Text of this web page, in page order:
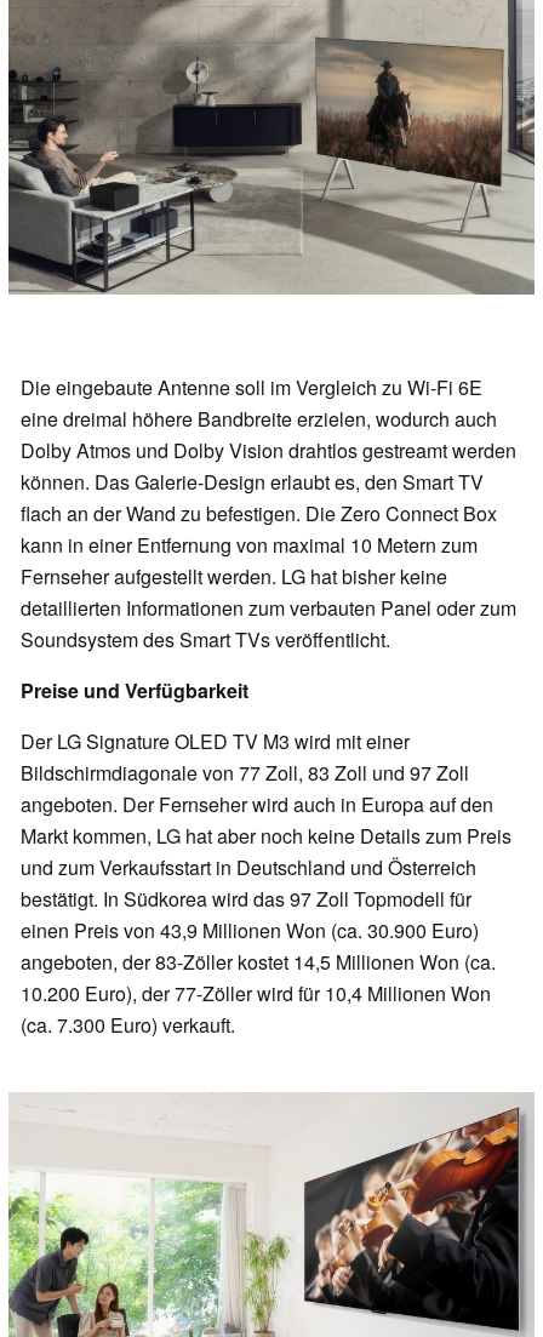
Die eingebaute Antenne soll im Vergleich zu Wi-Fi 6E
eine dreimal höhere Bandbreite erzielen, wodurch auch
Dolby Atmos und Dolby Vision drahtlos gestreamt werden
können. Das Galerie-Design erlaubt es, den Smart TV
flach an der Wand zu befestigen. Die Zero Connect Box
kann in einer Entfernung von maximal 10 Metern zum
Fernseher aufgestellt werden. LG hat bisher keine
detaillierten Informationen zum verbauten Panel oder zum
Soundsystem des Smart TVs veröffentlicht.
Preise und Verfügbarkeit
Der LG Signature OLED TV M3 wird mit einer
Bildschirmdiagonale von 77 Zoll, 83 Zoll und 97 Zoll
angeboten. Der Fernseher wird auch in Europa auf den
Markt kommen, LG hat aber noch keine Details zum Preis
und zum Verkaufsstart in Deutschland und Österreich
bestätigt. In Südkorea wird das 97 Zoll Topmodell für
einen Preis von 43,9 Millionen Won (ca. 30.900 Euro)
angeboten, der 83-Zöller kostet 14,5 Millionen Won (ca.
10.200 Euro), der 77-Zöller wird für 10,4 Millionen Won
(ca. 7.300 Euro) verkauft.